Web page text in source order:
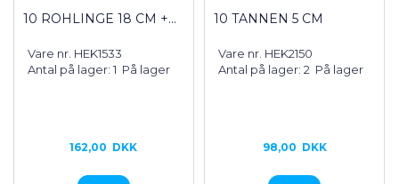
10 ROHLINGE 18 CM +...
Vare nr. HEK1533
Antal på lager: 1 På lager
162,00 DKK
10 TANNEN 5 CM
Vare nr. HEK2150
Antal på lager: 2 På lager
98,00 DKK